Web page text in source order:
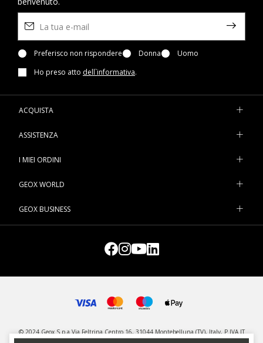
Preferisco non rispondere Donna
Uomo
Ho preso atto dell`informativa.
ACQUISTA
ASSISTENZA
I MIEI ORDINI
GEOX WORLD
GEOX BUSINESS
© 2024 Geox S.p.a Via Feltrina Centro 16, 31044 Montebelluna (TV), Italy, P.IVA IT
03348440268 - Tutti i diritti riservati